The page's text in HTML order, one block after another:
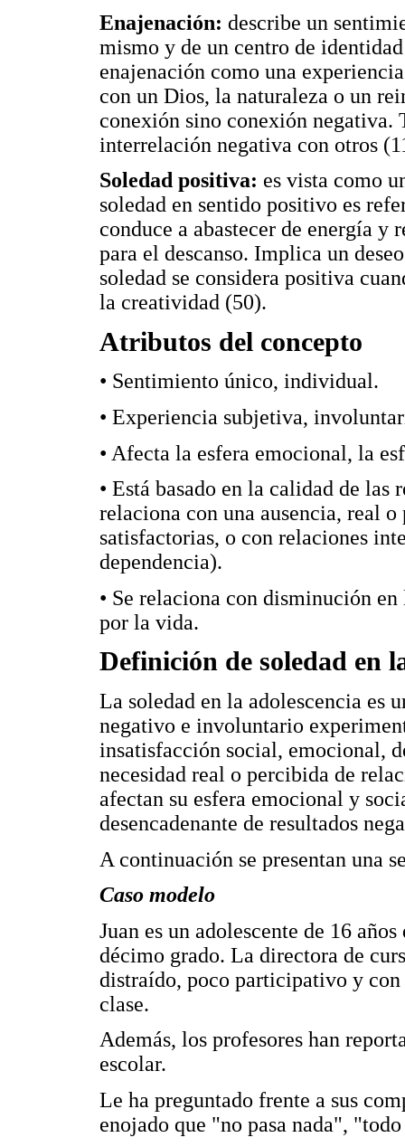
Enajenación: describe un
mismo y de un centro de
enajenación como una
con un Dios, la naturaleza o un
conexión sino conexión negativa.
interrelación negativa con otros
Soledad positiva: es vista como
soledad en sentido positivo es
conduce a abastecer de energía y
para el descanso. Implica un
soledad se considera positiva
la creatividad (50).
Atributos del concepto
• Sentimiento único, individual.
• Experiencia subjetiva,
• Afecta la esfera emocional, la
• Está basado en la calidad de las
relaciona con una ausencia, real
satisfactorias, o con relaciones
dependencia).
• Se relaciona con disminución
por la vida.
Definición de soledad en
La soledad en la adolescencia es
negativo e involuntario
insatisfacción social, emocional,
necesidad real o percibida de
afectan su esfera emocional y
desencadenante de resultados
A continuación se presentan una
Caso modelo
Juan es un adolescente de 16
décimo grado. La directora de
distraído, poco participativo y con
clase.
Además, los profesores han
escolar.
Le ha preguntado frente a sus
enojado que "no pasa nada",